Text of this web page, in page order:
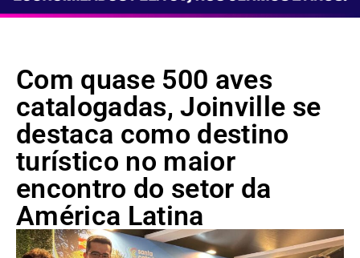
Com quase 500 aves
catalogadas, Joinville se
destaca como destino
turístico no maior
encontro do setor da
América Latina